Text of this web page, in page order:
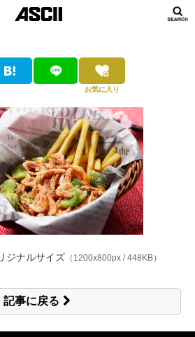
お気に入り
ジナルサイズ （1200x800px / 448KB）
記事に戻る